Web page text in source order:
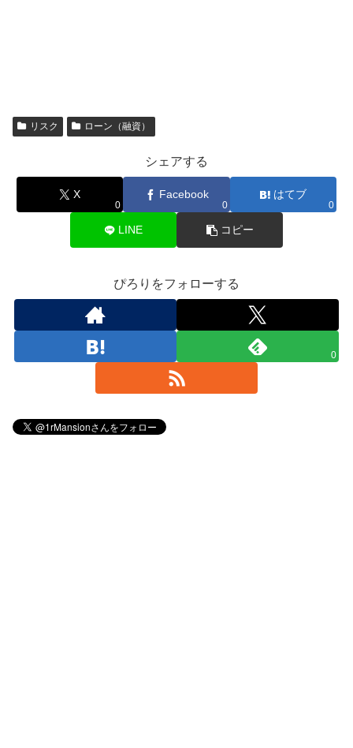
リスク ローン（融資）
シェアする
X
0
Facebook
0
はてブ
0
LINE コピー
ぴろりをフォローする
0